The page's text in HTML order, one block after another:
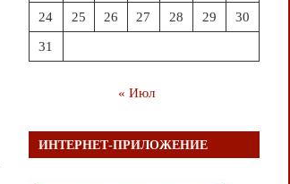
24 25 26 27 28 29 30
31
« Июл
ИНТЕРНЕТ-ПРИЛОЖЕНИЕ